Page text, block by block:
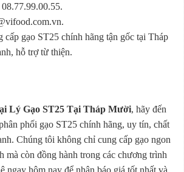
gạo ST25 chính hãng tận gốc tại Tháp
hỗ trợ từ thiện.
Lý Gạo ST25 Tại Tháp Mười, hãy đến
phối gạo ST25 chính hãng, uy tín, chất
Chúng tôi không chỉ cung cấp gạo ngon
mà còn đồng hành trong các chương trình
ngay hôm nay để nhận báo giá tốt nhất và